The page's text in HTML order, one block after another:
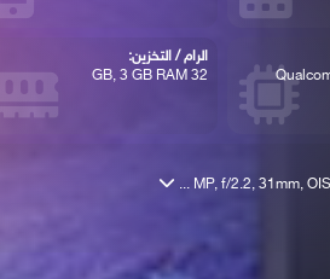
الرام / التخزين:
32 GB, 3 GB RAM